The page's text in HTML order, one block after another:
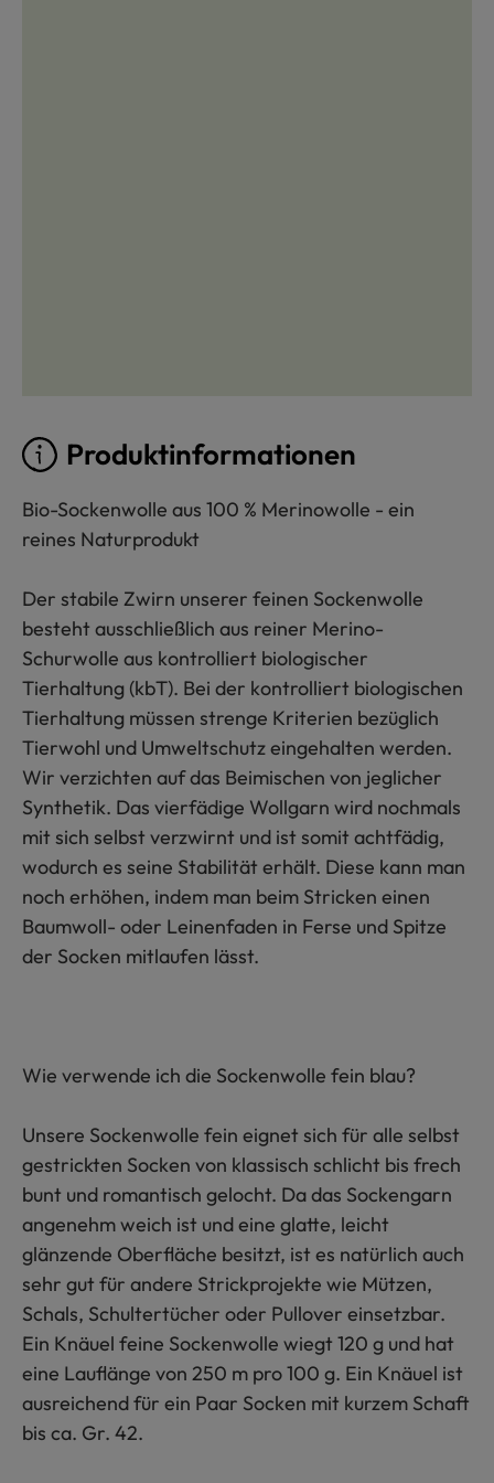
Produktinformationen
Bio-Sockenwolle aus 100 % Merinowolle - ein
reines Naturprodukt
Der stabile Zwirn unserer feinen Sockenwolle
besteht ausschließlich aus reiner Merino-
Schurwolle aus kontrolliert biologischer
Tierhaltung (kbT). Bei der kontrolliert biologischen
Tierhaltung müssen strenge Kriterien bezüglich
Tierwohl und Umweltschutz eingehalten werden.
Wir verzichten auf das Beimischen von jeglicher
Synthetik. Das vierfädige Wollgarn wird nochmals
mit sich selbst verzwirnt und ist somit achtfädig,
wodurch es seine Stabilität erhält. Diese kann man
noch erhöhen, indem man beim Stricken einen
Baumwoll- oder Leinenfaden in Ferse und Spitze
der Socken mitlaufen lässt.
Wie verwende ich die Sockenwolle fein blau?
Unsere Sockenwolle fein eignet sich für alle selbst
gestrickten Socken von klassisch schlicht bis frech
bunt und romantisch gelocht. Da das Sockengarn
angenehm weich ist und eine glatte, leicht
glänzende Oberfläche besitzt, ist es natürlich auch
sehr gut für andere Strickprojekte wie Mützen,
Schals, Schultertücher oder Pullover einsetzbar.
Ein Knäuel feine Sockenwolle wiegt 120 g und hat
eine Lauflänge von 250 m pro 100 g. Ein Knäuel ist
ausreichend für ein Paar Socken mit kurzem Schaft
bis ca. Gr. 42.